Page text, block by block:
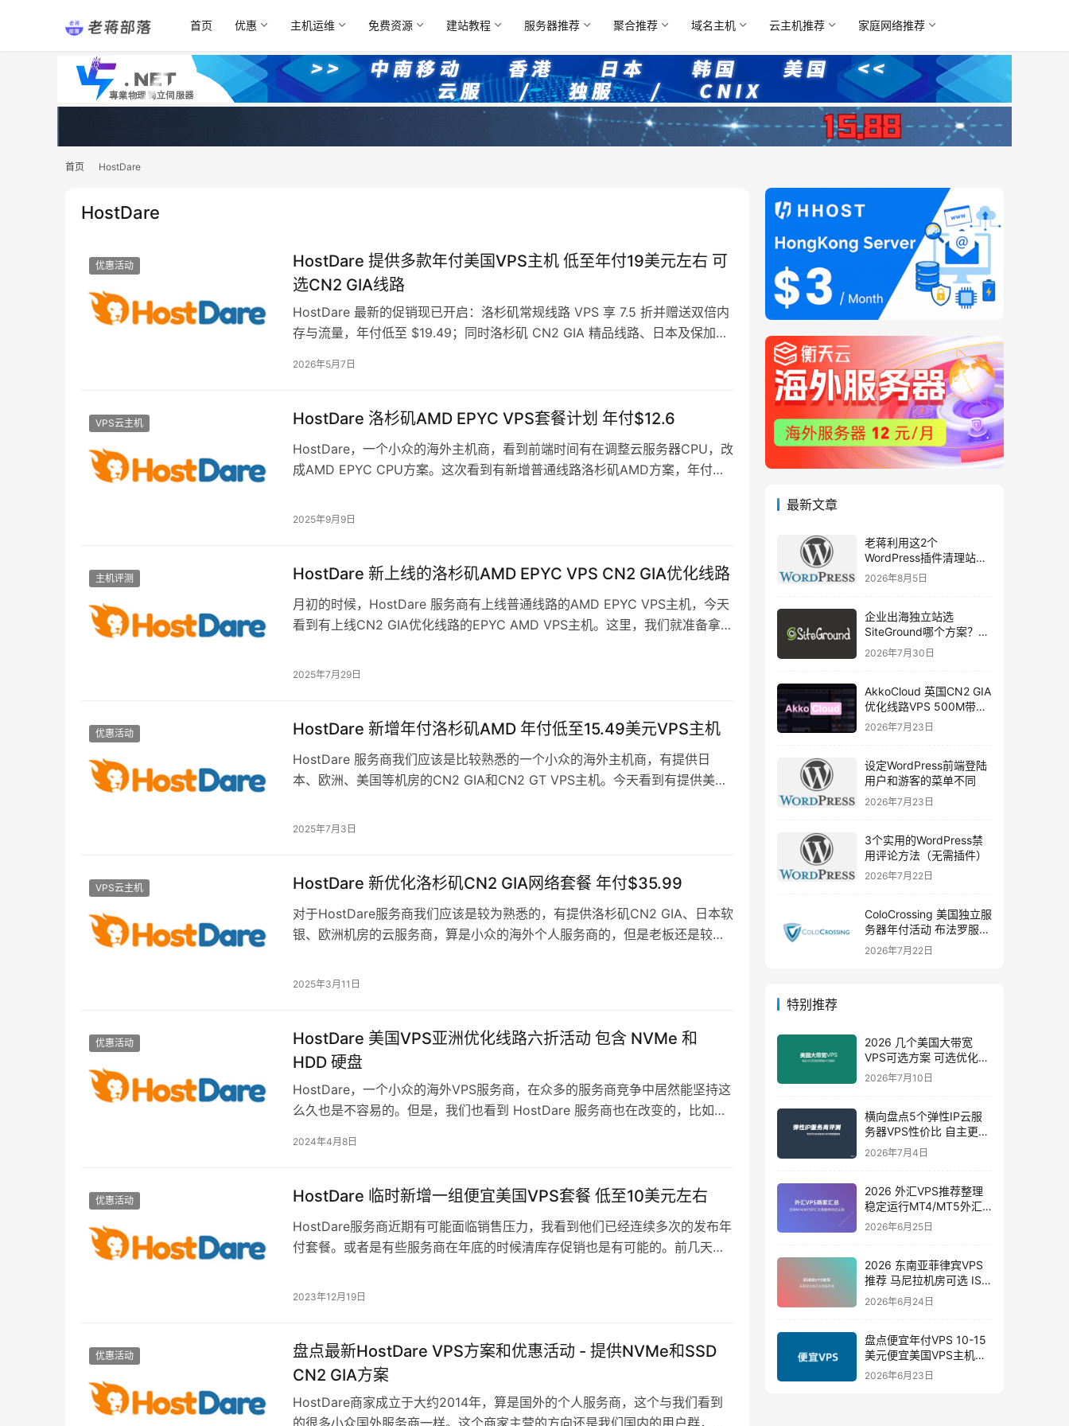
首页 优惠 主机运维 免费资源 建站教程 服务器推荐 聚合推荐 域名主机 云主机推荐 家庭网络推荐
首页 HostDare
HostDare
优惠活动
HostDare 提供多款年付美国VPS主机 低至年付19美元左右 可
选CN2 GIA线路
HostDare 最新的促销现已开启：洛杉矶常规线路 VPS 享 7.5 折并赠送双倍内
存与流量，年付低至 $19.49；同时洛杉矶 CN2 GIA 精品线路、日本及保加利
2026年5月7日
VPS云主机 HostDare 洛杉矶AMD EPYC VPS套餐计划 年付$12.6
HostDare，一个小众的海外主机商，看到前端时间有在调整云服务器CPU，改
成AMD EPYC CPU方案。这次看到有新增普通线路洛杉矶AMD方案，年付优
2025年9月9日
主机评测 HostDare 新上线的洛杉矶AMD EPYC VPS CN2 GIA优化线路
月初的时候，HostDare 服务商有上线普通线路的AMD EPYC VPS主机，今天
看到有上线CN2 GIA优化线路的EPYC AMD VPS主机。这里，我们就准备拿他
2025年7月29日
优惠活动 HostDare 新增年付洛杉矶AMD 年付低至15.49美元VPS主机
HostDare 服务商我们应该是比较熟悉的一个小众的海外主机商，有提供日
本、欧洲、美国等机房的CN2 GIA和CN2 GT VPS主机。今天看到有提供美国
2025年7月3日
VPS云主机 HostDare 新优化洛杉矶CN2 GIA网络套餐 年付$35.99
对于HostDare服务商我们应该是较为熟悉的，有提供洛杉矶CN2 GIA、日本软
银、欧洲机房的云服务商，算是小众的海外个人服务商的，但是老板还是较为
2025年3月11日
优惠活动
HostDare 美国VPS亚洲优化线路六折活动 包含 NVMe 和
HDD 硬盘
HostDare，一个小众的海外VPS服务商，在众多的服务商竞争中居然能坚持这
么久也是不容易的。但是，我们也看到 HostDare 服务商也在改变的，比如有
2024年4月8日
优惠活动 HostDare 临时新增一组便宜美国VPS套餐 低至10美元左右
HostDare服务商近期有可能面临销售压力，我看到他们已经连续多次的发布年
付套餐。或者是有些服务商在年底的时候清库存促销也是有可能的。前几天老
2023年12月19日
优惠活动
盘点最新HostDare VPS方案和优惠活动 - 提供NVMe和SSD
CN2 GIA方案
HostDare商家成立于大约2014年，算是国外的个人服务商，这个与我们看到
的很多小众国外服务商一样。这个商家主营的方向还是我们国内的用户群，我
最新文章
老蒋利用这2个
WordPress插件清理站点
多余图片和数据库垃圾优
2026年8月5日
企业出海独立站选
SiteGround哪个方案？
Web Hosting 对比
Hosting for WordPress
2026年7月30日
AkkoCloud 英国CN2 GIA
优化线路VPS 500M带宽
年付套餐699元
2026年7月23日
设定WordPress前端登陆
用户和游客的菜单不同
2026年7月23日
3个实用的WordPress禁
用评论方法（无需插件）
2026年7月22日
ColoCrossing 美国独立服
务器年付活动 布法罗服务
器年付99美元
2026年7月22日
特别推荐
2026 几个美国大带宽
VPS可选方案 可选优化线
路 10G带宽
2026年7月10日
横向盘点5个弹性IP云服
务器VPS性价比 自主更换
机房IP 弹性小时计费
2026年7月4日
2026 外汇VPS推荐整理
稳定运行MT4/MT5外汇
交易专属VPS
2026年6月25日
2026 东南亚菲律宾VPS
推荐 马尼拉机房可选 ISP
家宽VPS
2026年6月24日
盘点便宜年付VPS 10-15
美元便宜美国VPS主机商
和方案推荐
2026年6月23日